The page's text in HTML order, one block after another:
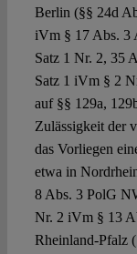
Berlin (§§ 24d
iVm § 17 Abs. 3
Satz 1 Nr. 2, 35
Satz 1 iVm § 2
auf §§ 129a,
Zulässigkeit der
das Vorliegen
etwa in
8 Abs. 3 PolG
Nr. 2 iVm § 13
Rheinland-Pfalz